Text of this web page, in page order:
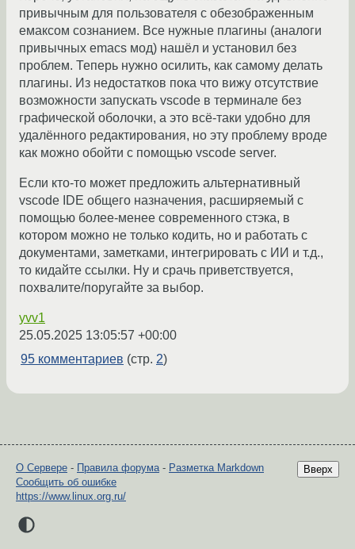
привычным для пользователя с обезображенным
емаксом сознанием. Все нужные плагины (аналоги
привычных emacs мод) нашёл и установил без
проблем. Теперь нужно осилить, как самому делать
плагины. Из недостатков пока что вижу отсутствие
возможности запускать vscode в терминале без
графической оболочки, а это всё-таки удобно для
удалённого редактирования, но эту проблему вроде
как можно обойти с помощью vscode server.
Если кто-то может предложить альтернативный
vscode IDE общего назначения, расширяемый с
помощью более-менее современного стэка, в
котором можно не только кодить, но и работать с
документами, заметками, интегрировать с ИИ и т.д.,
то кидайте ссылки. Ну и срачь приветствуется,
похвалите/поругайте за выбор.
yvv1
25.05.2025 13:05:57 +00:00
95 комментариев (стр. 2)
Вверх
О Сервере - Правила форума - Разметка Markdown
Сообщить об ошибке
https://www.linux.org.ru/